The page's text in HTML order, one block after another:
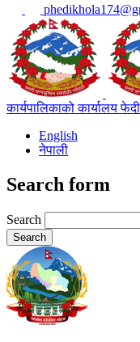
कार्यपालिकाको कार्यालय
English
नेपाली
Search form
Search